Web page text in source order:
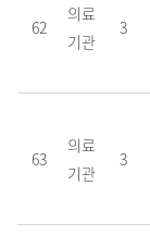
며,
호,
62
의료
기관
3
63
의료
기관
3